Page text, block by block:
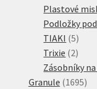
Plastové
Podložky
TIAKI 55
Trixie 22
Zásobníky
Granule 16951695